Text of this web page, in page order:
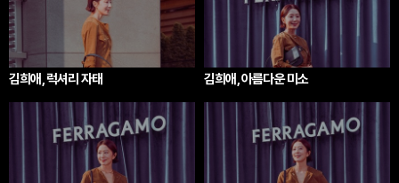
김희애, 럭셔리 자태 김희애, 아름다운 미소